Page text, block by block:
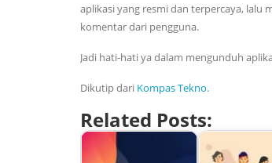
aplikasi yang resmi dan terpercaya, lalu
komentar dari pengguna.
Jadi hati-hati ya dalam mengunduh
Dikutip dari Kompas Tekno.
Related Posts: